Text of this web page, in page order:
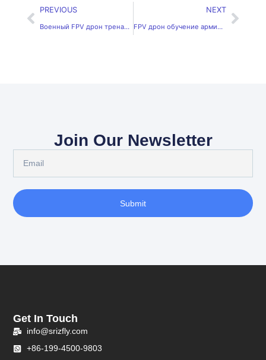
PREVIOUS
Военный FPV дрон тренажёр: тактическая подготовка
NEXT
FPV дрон обучение армии: реалистичная боевая среда
Join Our Newsletter
Submit
Get In Touch
info@srizfly.com
+86-199-4500-9803